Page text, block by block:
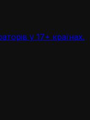
у 17+ країнах.